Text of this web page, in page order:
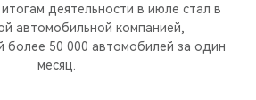
деятельности в июле стал в
автомобильной компанией,
более 50 000 автомобилей за один
месяц.